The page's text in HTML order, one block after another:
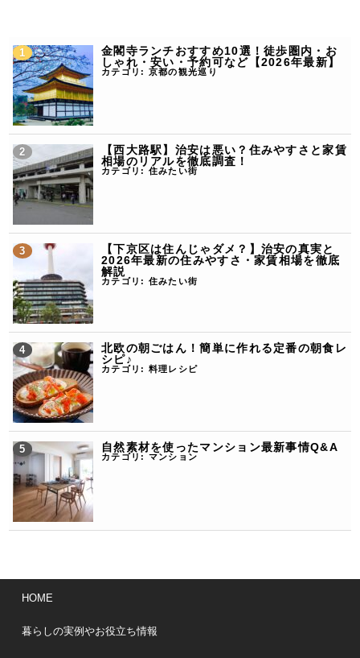
金閣寺ランチおすすめ10選！徒歩圏内・お
しゃれ・安い・予約可など【2026年最新】
カテゴリ: 京都の観光巡り
【西大路駅】治安は悪い？住みやすさと家賃
相場のリアルを徹底調査！
カテゴリ: 住みたい街
【下京区は住んじゃダメ？】治安の真実と
2026年最新の住みやすさ・家賃相場を徹底
解説
カテゴリ: 住みたい街
北欧の朝ごはん！簡単に作れる定番の朝食レ
シピ♪
カテゴリ: 料理レシピ
自然素材を使ったマンション最新事情Q&A
カテゴリ: マンション
HOME
暮らしの実例やお役立ち情報